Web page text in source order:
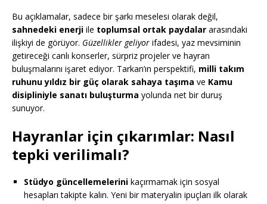
Bu açıklamalar, sadece bir şarkı meselesi olarak değil,
sahnedeki enerji ile toplumsal ortak paydalar arasındaki
ilişkiyi de görüyor. Güzellikler geliyor ifadesi, yaz mevsiminin
getireceği canlı konserler, sürpriz projeler ve hayran
buluşmalarını işaret ediyor. Tarkan’ın perspektifi, milli takım
ruhunu yıldız bir güç olarak sahaya taşıma ve Kamu
disipliniyle sanatı buluşturma yolunda net bir duruş
sunuyor.
Hayranlar için çıkarımlar: Nasıl
tepki verilimalı?
Stüdyo güncellemelerini kaçırmamak için sosyal
hesapları takipte kalın. Yeni bir materyalin ipuçları ilk olarak